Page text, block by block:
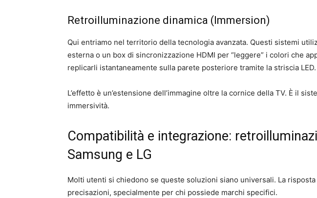
Retroilluminazione dinamica (Immersion)
Qui entriamo nel territorio della tecnologia avanzata. Questi sistemi
esterna o un box di sincronizzazione HDMI per “leggere” i colori che
replicarli istantaneamente sulla parete posteriore tramite la striscia LED.
L’effetto è un’estensione dell’immagine oltre la cornice della TV. È il
immersività.
Compatibilità e integrazione:
Samsung e LG
Molti utenti si chiedono se queste soluzioni siano universali. La risposta
precisazioni, specialmente per chi possiede marchi specifici.